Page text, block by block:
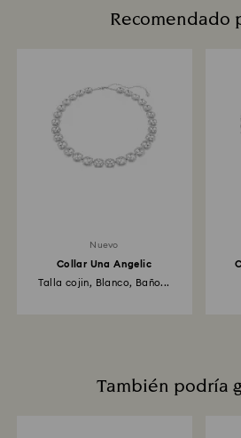
Recomendado
Nuevo
Collar Una Angelic
Talla cojin, Blanco, Baño...
También podría